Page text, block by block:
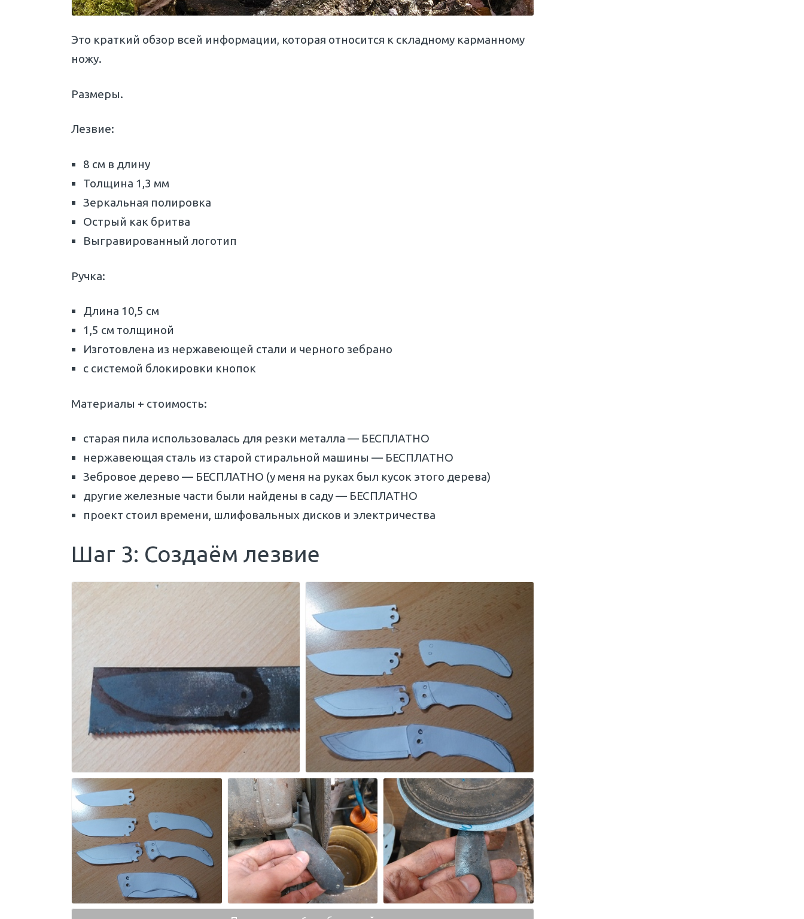
Это краткий обзор всей информации, которая относится к складному карманному
ножу.
Размеры.
Лезвие:
8 см в длину
Толщина 1,3 мм
Зеркальная полировка
Острый как бритва
Выгравированный логотип
Ручка:
Длина 10,5 см
1,5 см толщиной
Изготовлена из нержавеющей стали и черного зебрано
с системой блокировки кнопок
Материалы + стоимость:
старая пила использовалась для резки металла — БЕСПЛАТНО
нержавеющая сталь из старой стиральной машины — БЕСПЛАТНО
Зебровое дерево — БЕСПЛАТНО (у меня на руках был кусок этого дерева)
другие железные части были найдены в саду — БЕСПЛАТНО
проект стоил времени, шлифовальных дисков и электричества
Шаг 3: Создаём лезвие